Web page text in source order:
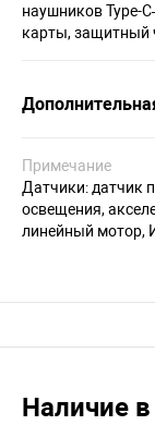
наушников Type-
карты, защитный
Примечание
Датчики: датчик
освещения,
линейный мотор,
Наличие